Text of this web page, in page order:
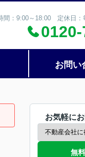
間：9:00～18:00 定休日：
お問い
お気軽に
無